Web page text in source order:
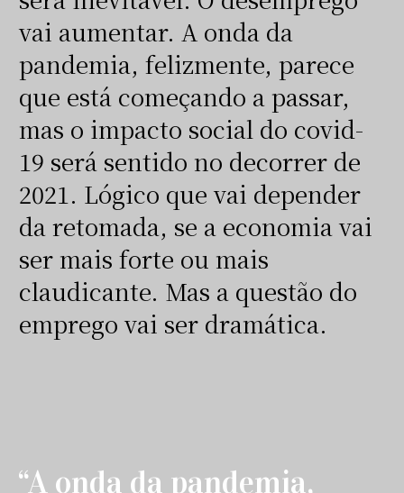
vai aumentar. A onda da
pandemia, felizmente, parece
que está começando a passar,
mas o impacto social do covid-
19 será sentido no decorrer de
2021. Lógico que vai depender
da retomada, se a economia vai
ser mais forte ou mais
claudicante. Mas a questão do
emprego vai ser dramática.
“A onda da pandemia,